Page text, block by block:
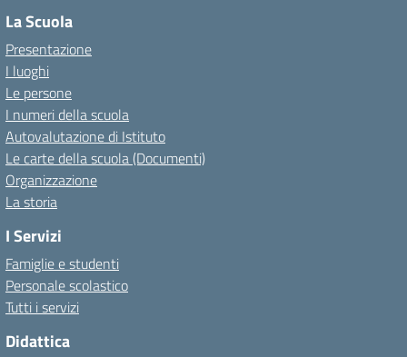
La Scuola
Presentazione
I luoghi
Le persone
I numeri della scuola
Autovalutazione di Istituto
Le carte della scuola (Documenti)
Organizzazione
La storia
I Servizi
Famiglie e studenti
Personale scolastico
Tutti i servizi
Didattica